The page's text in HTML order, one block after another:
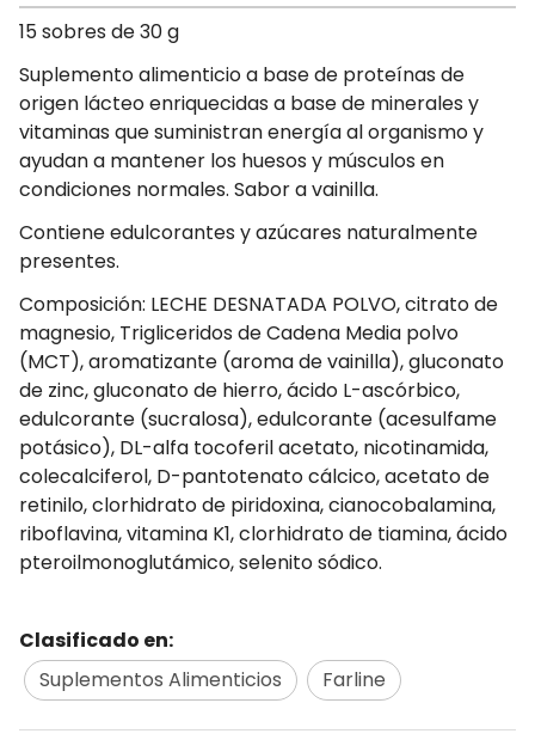
15 sobres de 30 g
Suplemento alimenticio a base de proteínas de
origen lácteo enriquecidas a base de minerales y
vitaminas que suministran energía al organismo y
ayudan a mantener los huesos y músculos en
condiciones normales. Sabor a vainilla.
Contiene edulcorantes y azúcares naturalmente
presentes.
Composición: LECHE DESNATADA POLVO, citrato de
magnesio, Trigliceridos de Cadena Media polvo
(MCT), aromatizante (aroma de vainilla), gluconato
de zinc, gluconato de hierro, ácido L-ascórbico,
edulcorante (sucralosa), edulcorante (acesulfame
potásico), DL-alfa tocoferil acetato, nicotinamida,
colecalciferol, D-pantotenato cálcico, acetato de
retinilo, clorhidrato de piridoxina, cianocobalamina,
riboflavina, vitamina K1, clorhidrato de tiamina, ácido
pteroilmonoglutámico, selenito sódico.
Clasificado en:
Suplementos Alimenticios
Farline